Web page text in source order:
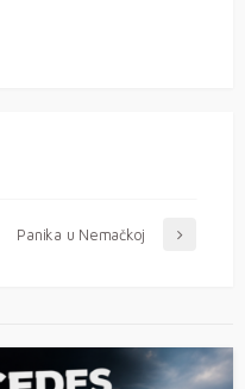
Panika u Nemačkoj